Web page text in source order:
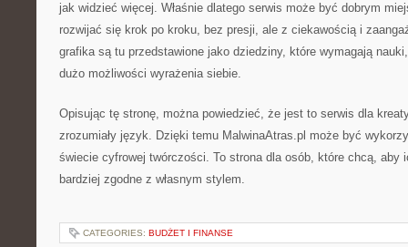
jak widzieć więcej. Właśnie dlatego serwis może być dobrym
rozwijać się krok po kroku, bez presji, ale z ciekawością i
grafika są tu przedstawione jako dziedziny, które wymagają
dużo możliwości wyrażenia siebie.
Opisując tę stronę, można powiedzieć, że jest to serwis dla
zrozumiały język. Dzięki temu MalwinaAtras.pl może być
świecie cyfrowej twórczości. To strona dla osób, które chcą, aby
bardziej zgodne z własnym stylem.
CATEGORIES: BUDŻET I FINANSE